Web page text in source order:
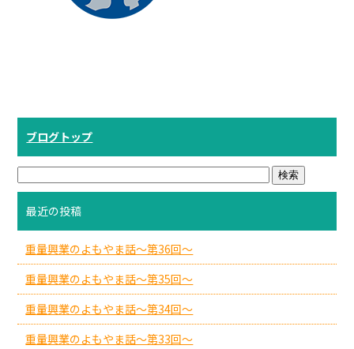
ブログトップ
最近の投稿
重量興業のよもやま話～第36回～
重量興業のよもやま話～第35回～
重量興業のよもやま話～第34回～
重量興業のよもやま話～第33回～